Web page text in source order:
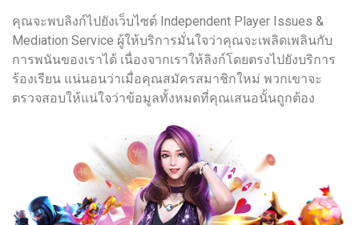
คุณจะพบลิงก์ไปยังเว็บไซต์ Independent Player Issues &
Mediation Service ผู้ให้บริการมั่นใจว่าคุณจะเพลิดเพลินกับ
การพนันของเราได้ เนื่องจากเราให้ลิงก์โดยตรงไปยังบริการ
ร้องเรียน แน่นอนว่าเมื่อคุณสมัครสมาชิกใหม่ พวกเขาจะ
ตรวจสอบให้แน่ใจว่าข้อมูลทั้งหมดที่คุณเสนอนั้นถูกต้อง